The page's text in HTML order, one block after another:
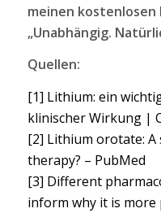
meinen
„Unabhängig.
Quellen:
[1] Lithium: ein
klinischer Wirkung |
[2] Lithium orotate:
therapy? – PubMed
[3] Different
inform why it is more